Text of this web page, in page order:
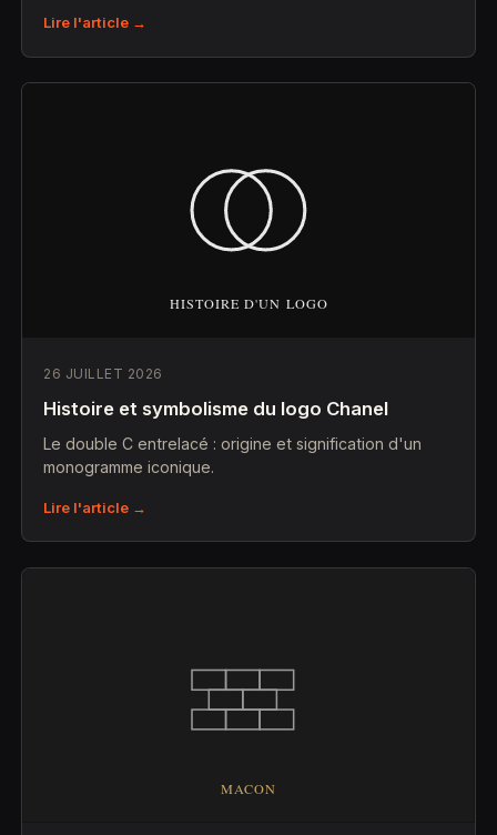
Lire l'article →
26 JUILLET 2026
Histoire et symbolisme du logo Chanel
Le double C entrelacé : origine et signification d'un
monogramme iconique.
Lire l'article →